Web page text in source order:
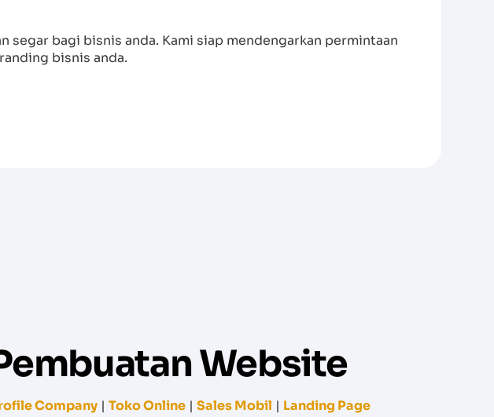
bagi bisnis anda. Kami siap mendengarkan permintaan
bisnis anda.
Website
Company| Toko Online| Sales Mobil | Landing Page